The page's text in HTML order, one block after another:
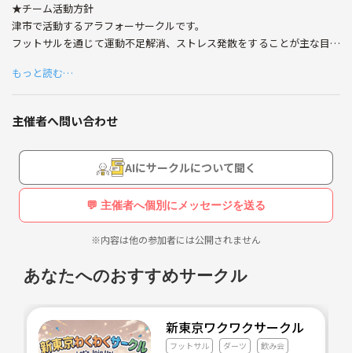
★チーム活動方針
津市で活動するアラフォーサークルです。
フットサルを通じて運動不足解消、ストレス発散をすることが主な目的
もっと読む…
主催者へ問い合わせ
AIにサークルについて聞く
💬 主催者へ個別にメッセージを送る
※内容は他の参加者には公開されません
あなたへのおすすめサークル
新東京ワクワクサークル
フットサル ダーツ 飲み会